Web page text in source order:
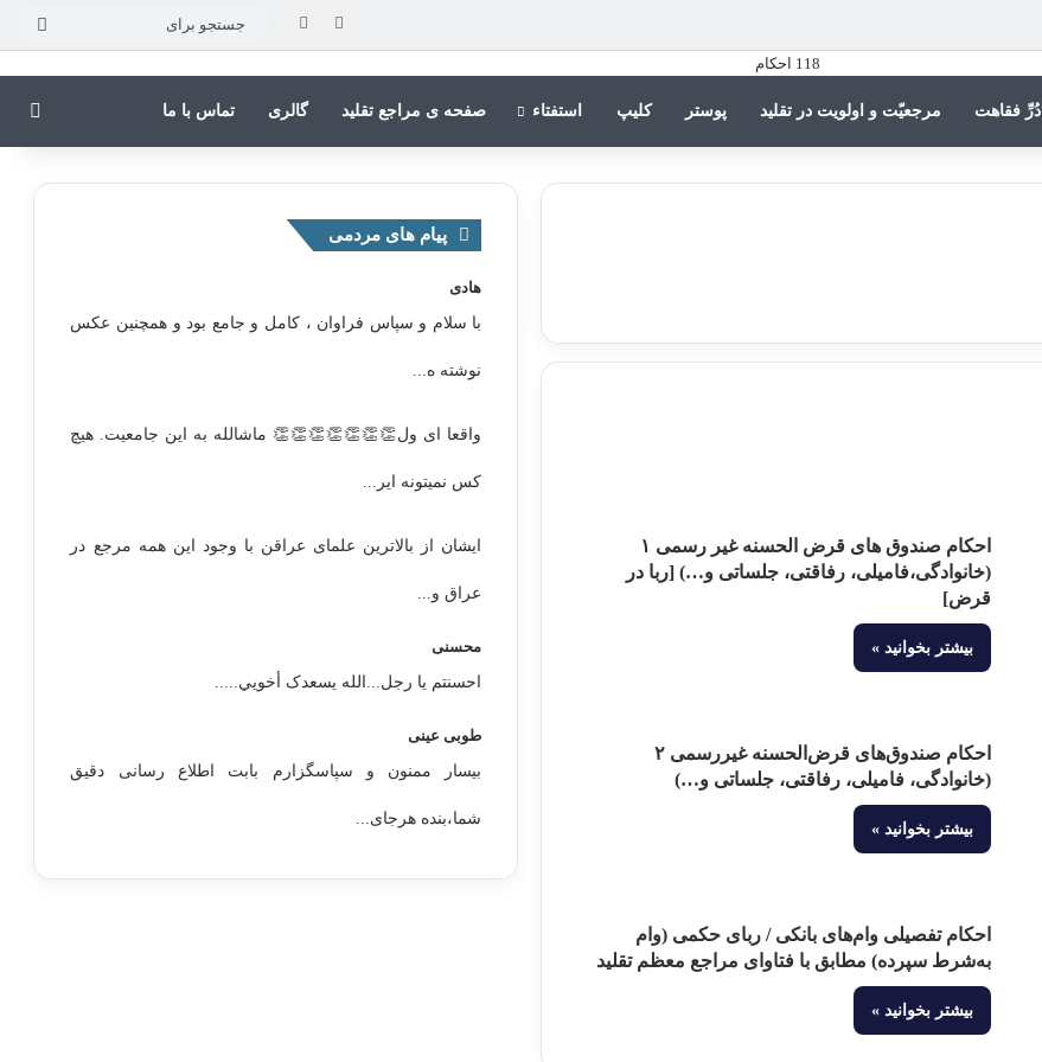
دُرِّ فقاهت مرجعیّت و اولویت در تقلید پوستر کلیپ استفتاء صفحه ی مراجع تقلید گالری تماس با ما
احکام صندوق های قرض الحسنه غیر رسمی ۱
(خانوادگی،فامیلی، رفاقتی، جلساتی و…) [ربا در
قرض]
بیشتر بخوانید »
احکام صندوق‌های قرض‌الحسنه غیررسمی ۲
(خانوادگی، فامیلی، رفاقتی، جلساتی و…)
بیشتر بخوانید »
احکام تفصیلی وام‌های بانکی / ربای حکمی (وام
به‌شرط سپرده) مطابق با فتاوای مراجع معظم تقلید
بیشتر بخوانید »
پیام های مردمی
هادی
با سلام و سپاس فراوان ، کامل و جامع بود و همچنین عکس
نوشته ه...
واقعا ای ول👏👏👏👏👏👏👏 ماشالله به این جامعیت. هیچ
کس نمیتونه ایر...
ایشان از بالاترین علمای عراقن با وجود این همه مرجع در
عراق و...
محسنی
احسنتم یا رجل...الله یسعدک أخويي.....
طوبی عینی
بیسار ممنون و سپاسگزارم بابت اطلاع رسانی دقیق
شما،بنده هرجای...